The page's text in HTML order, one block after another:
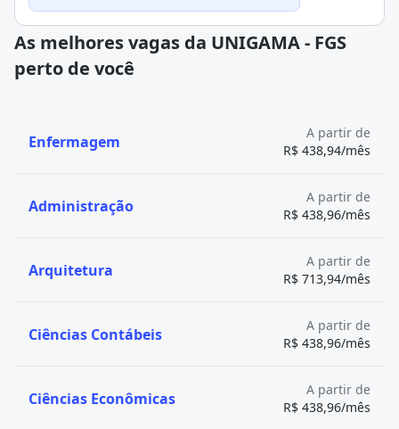
As melhores vagas da UNIGAMA - FGS
perto de você
Enfermagem
A partir de
R$ 438,94/mês
Administração
A partir de
R$ 438,96/mês
Arquitetura
A partir de
R$ 713,94/mês
Ciências Contábeis
A partir de
R$ 438,96/mês
Ciências Econômicas
A partir de
R$ 438,96/mês